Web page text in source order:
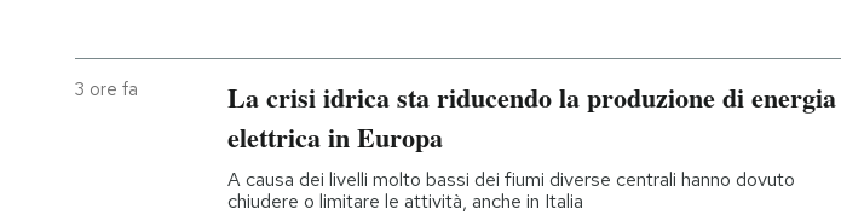
3 ore fa
La crisi idrica sta riducendo la produzione di energia
elettrica in Europa
A causa dei livelli molto bassi dei fiumi diverse centrali hanno dovuto
chiudere o limitare le attività, anche in Italia